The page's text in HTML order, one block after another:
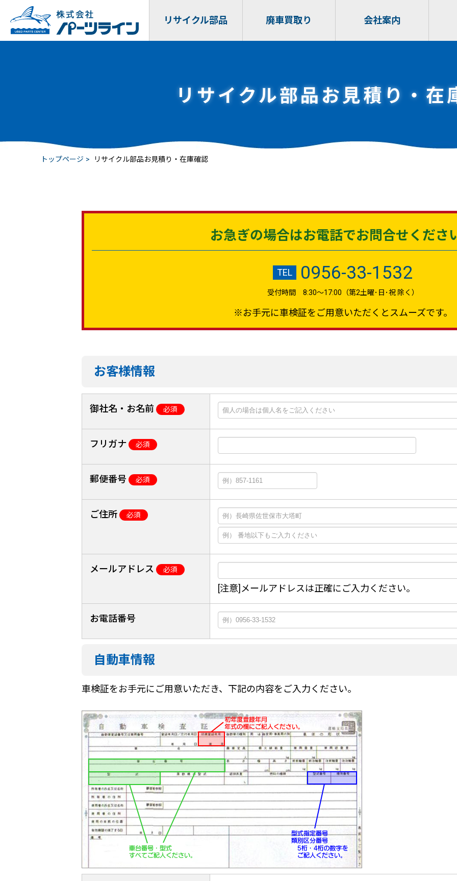
リサイクル部品 廃車買取り 会社案内
リサイクル部品お見積り・在
トップページ リサイクル部品お見積り・在庫確認
お急ぎの場合はお電話でお問合せくださ
TEL 0956-33-1532
受付時間 8:30～17:00（第2土曜･日･祝 除く）
※お手元に車検証をご用意いただくとスムーズです。
お客様情報
御社名・お名前 必須
フリガナ 必須
郵便番号 必須
ご住所 必須
メールアドレス 必須
[注意]メールアドレスは正確にご入力ください。
お電話番号
自動車情報
車検証をお手元にご用意いただき、下記の内容をご入力ください。